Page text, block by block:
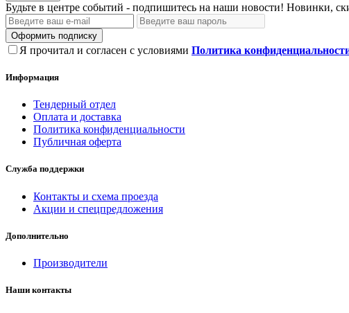
Будьте в центре событий - подпишитесь на наши новости! Новинки,
Оформить подписку
Я прочитал и согласен с условиями Политика
Информация
Тендерный отдел
Оплата и доставка
Политика конфиденциальности
Публичная оферта
Служба поддержки
Контакты и схема проезда
Акции и спецпредложения
Дополнительно
Производители
Наши контакты